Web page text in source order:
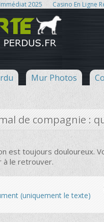
2025 Casino En Ligne
Mur Photos
de compagnie :
est toujours douloureux.
à le retrouver.
(uniquement le texte)